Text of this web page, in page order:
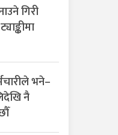
गिरी
भने–
नै